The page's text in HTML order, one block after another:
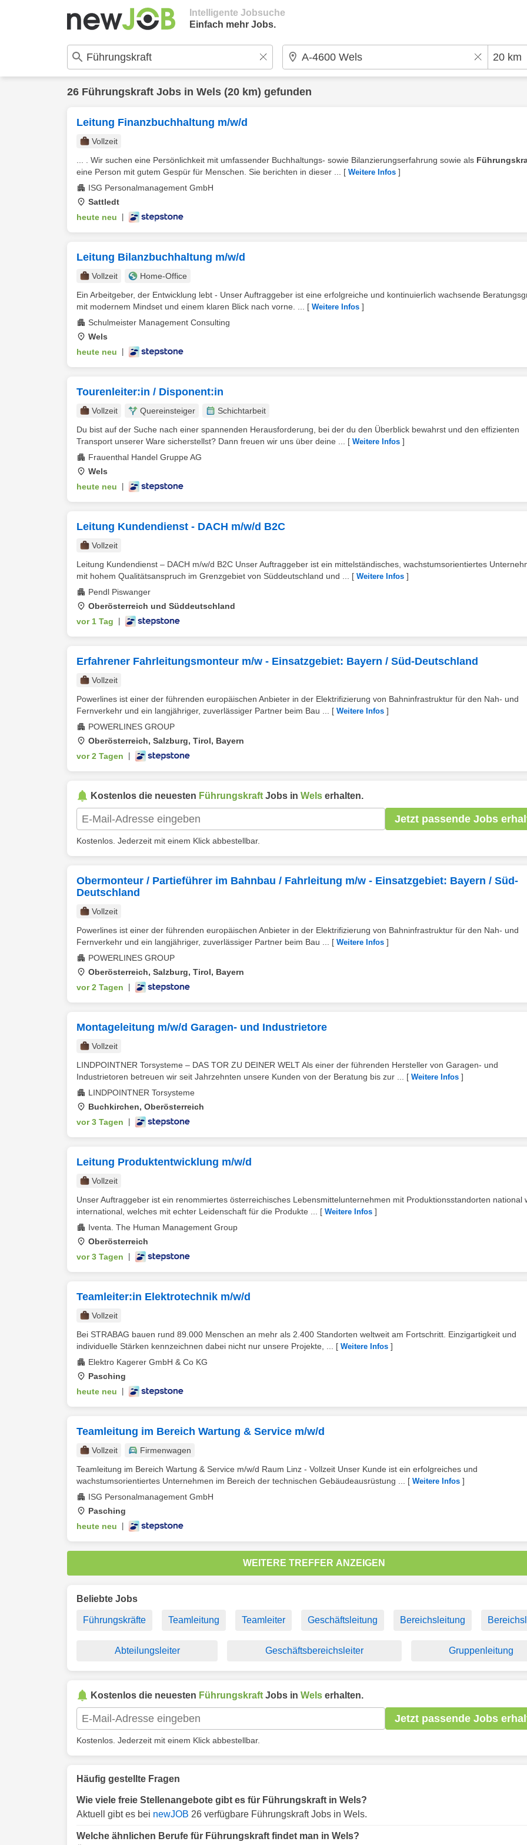
Intelligente Jobsuche
Einfach mehr Jobs.
26 Führungskraft Jobs in Wels (20 km) gefunden
Leitung Finanzbuchhaltung m/w/d
Vollzeit
... . Wir suchen eine Persönlichkeit mit umfassender Buchhaltungs- sowie Bilanzierungserfahrung sowie als
eine Person mit gutem Gespür für Menschen. Sie berichten in dieser ...
[ Weitere Infos ]
ISG Personalmanagement GmbH
Sattledt
heute neu
Leitung Bilanzbuchhaltung m/w/d
Vollzeit
Home-Office
Ein Arbeitgeber, der Entwicklung lebt - Unser Auftraggeber ist eine erfolgreiche und kontinuierlich wachsende
mit modernem Mindset und einem klaren Blick nach vorne. ...
[ Weitere Infos ]
Schulmeister Management Consulting
Wels
heute neu
Tourenleiter:in / Disponent:in
Vollzeit Quereinsteiger
Schichtarbeit
Du bist auf der Suche nach einer spannenden Herausforderung, bei der du den Überblick bewahrst und den effizienten
Transport unserer Ware sicherstellst? Dann freuen wir uns über deine ...
[ Weitere Infos ]
Frauenthal Handel Gruppe AG
Wels
heute neu
Leitung Kundendienst - DACH m/w/d B2C
Vollzeit
Leitung Kundendienst – DACH m/w/d B2C Unser Auftraggeber ist ein mittelständisches, wachstumsorientiertes
mit hohem Qualitätsanspruch im Grenzgebiet von Süddeutschland und ...
[ Weitere Infos ]
Pendl Piswanger
Oberösterreich und Süddeutschland
vor 1 Tag
Erfahrener Fahrleitungsmonteur m/w - Einsatzgebiet: Bayern / Süd-Deutschland
Vollzeit
Powerlines ist einer der führenden europäischen Anbieter in der Elektrifizierung von Bahninfrastruktur für den Nah- und
Fernverkehr und ein langjähriger, zuverlässiger Partner beim Bau ...
[ Weitere Infos ]
POWERLINES GROUP
Oberösterreich, Salzburg, Tirol, Bayern
vor 2 Tagen
Kostenlos die neuesten Führungskraft Jobs in Wels erhalten.
Jetzt passende Jobs
Kostenlos. Jederzeit mit einem Klick abbestellbar.
Obermonteur / Partieführer im Bahnbau / Fahrleitung m/w - Einsatzgebiet: Bayern / Süd-
Deutschland
Vollzeit
Powerlines ist einer der führenden europäischen Anbieter in der Elektrifizierung von Bahninfrastruktur für den Nah- und
Fernverkehr und ein langjähriger, zuverlässiger Partner beim Bau ...
[ Weitere Infos ]
POWERLINES GROUP
Oberösterreich, Salzburg, Tirol, Bayern
vor 2 Tagen
Montageleitung m/w/d Garagen- und Industrietore
Vollzeit
LINDPOINTNER Torsysteme – DAS TOR ZU DEINER WELT Als einer der führenden Hersteller von Garagen- und
Industrietoren betreuen wir seit Jahrzehnten unsere Kunden von der Beratung bis zur ...
[ Weitere Infos ]
LINDPOINTNER Torsysteme
Buchkirchen, Oberösterreich
vor 3 Tagen
Leitung Produktentwicklung m/w/d
Vollzeit
Unser Auftraggeber ist ein renommiertes österreichisches Lebensmittelunternehmen mit Produktionsstandorten national
international, welches mit echter Leidenschaft für die Produkte ...
[ Weitere Infos ]
Iventa. The Human Management Group
Oberösterreich
vor 3 Tagen
Teamleiter:in Elektrotechnik m/w/d
Vollzeit
Bei STRABAG bauen rund 89.000 Menschen an mehr als 2.400 Standorten weltweit am Fortschritt. Einzigartigkeit und
individuelle Stärken kennzeichnen dabei nicht nur unsere Projekte, ...
[ Weitere Infos ]
Elektro Kagerer GmbH & Co KG
Pasching
heute neu
Teamleitung im Bereich Wartung & Service m/w/d
Vollzeit
Firmenwagen
Teamleitung im Bereich Wartung & Service m/w/d Raum Linz - Vollzeit Unser Kunde ist ein erfolgreiches und
wachstumsorientiertes Unternehmen im Bereich der technischen Gebäudeausrüstung ...
[ Weitere Infos ]
ISG Personalmanagement GmbH
Pasching
heute neu
WEITERE TREFFER ANZEIGEN
Beliebte Jobs
Führungskräfte Teamleitung Teamleiter Geschäftsleitung Bereichsleitung
Abteilungsleiter Geschäftsbereichsleiter Gruppenleitung
Kostenlos die neuesten Führungskraft Jobs in Wels erhalten.
Jetzt passende Jobs
Kostenlos. Jederzeit mit einem Klick abbestellbar.
Häufig gestellte Fragen
Wie viele freie Stellenangebote gibt es für Führungskraft in Wels?
Aktuell gibt es bei newJOB 26 verfügbare Führungskraft Jobs in Wels.
Welche ähnlichen Berufe für Führungskraft findet man in Wels?